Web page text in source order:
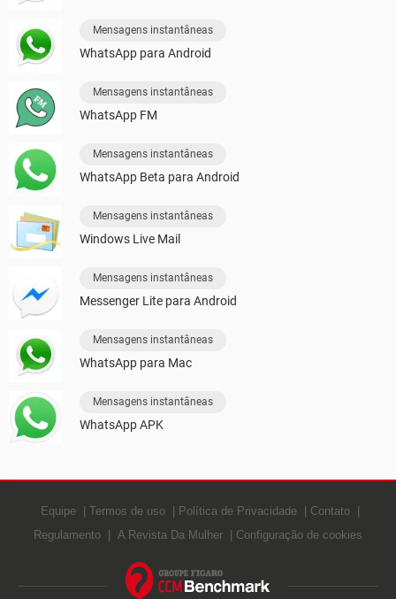
Mensagens instantâneas
WhatsApp para Android
Mensagens instantâneas
WhatsApp FM
Mensagens instantâneas
WhatsApp Beta para Android
Mensagens instantâneas
Windows Live Mail
Mensagens instantâneas
Messenger Lite para Android
Mensagens instantâneas
WhatsApp para Mac
Mensagens instantâneas
WhatsApp APK
Equipe Termos de uso Política de Privacidade
Contato
Regulamento
A Revista Da Mulher Configuração de cookies